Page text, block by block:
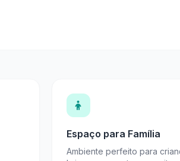
Espaço para Família
Ambiente perfeito para